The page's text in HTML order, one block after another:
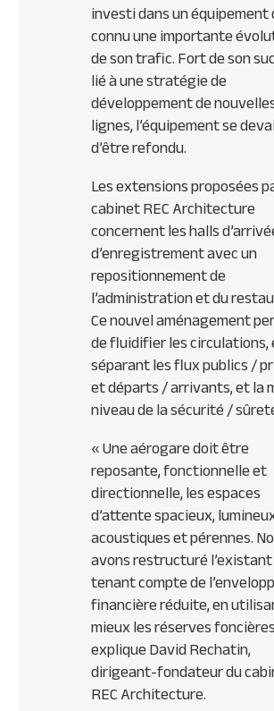
investi dans un équipement
connu une importante
de son trafic. Fort de son
lié à une stratégie de
développement de
lignes, l’équipement se
d’être refondu.
Les extensions proposées
cabinetRECArchitecture
concernent les halls
d’enregistrement avec un
repositionnement de
l’administration et du
Ce nouvel aménagement
de fluidifier les circulations,
séparant les flux publics /
et départs / arrivants, et la
niveau de la sécurité /
« Une aérogare doit être
reposante, fonctionnelle et
directionnelle, les espaces
d’attente spacieux,
acoustiques et pérennes.
avons restructuré l’existant
tenant compte de
financière réduite, en
mieux les réserves
explique David Rechatin,
dirigeant-fondateur du
RECArchitecture.